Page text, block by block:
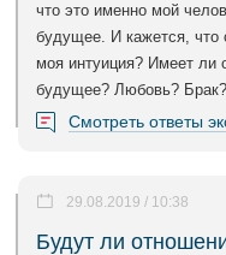
что это именно мой
будущее. И кажется, что
моя интуиция? Имеет ли
будущее? Любовь?
Смотреть ответы
Будут ли
29.08.2019 / 10:38